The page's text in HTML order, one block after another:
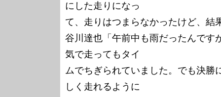
にした走りになっ
て、走りはつまらなかったけど、結
谷川達也「午前中も雨だったんです
気で走ってもタイ
ムでちぎられていました。でも決勝
しく走れるように